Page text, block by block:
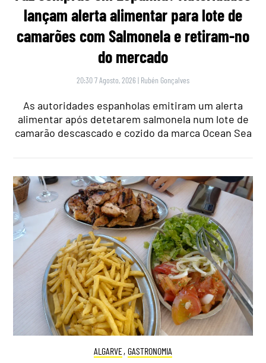
lançam alerta alimentar para lote de
camarões com Salmonela e retiram-no
do mercado
20:30 7 Agosto, 2026 | Rubén Gonçalves
As autoridades espanholas emitiram um alerta
alimentar após detetarem salmonela num lote de
camarão descascado e cozido da marca Ocean Sea
ALGARVE, GASTRONOMIA